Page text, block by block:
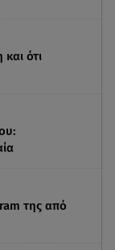
ότι
της από